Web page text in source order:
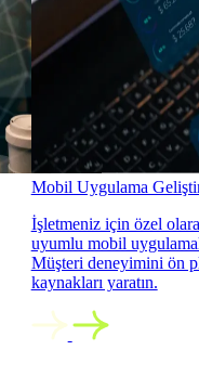
Mobil Uygulama
İşletmeniz için özel
uyumlu mobil
Müşteri deneyimini ön
kaynakları yaratın.